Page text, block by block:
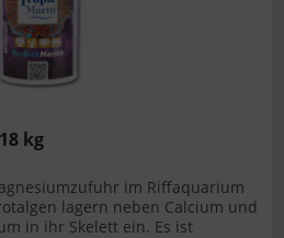
kg
im Riffaquarium
lagern neben Calcium und
in ihr Skelett ein. Es ist